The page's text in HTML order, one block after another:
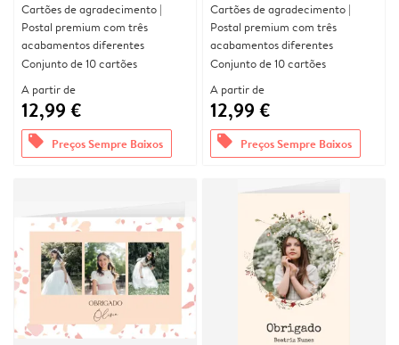
Cartões de agradecimento |
Postal premium com três
acabamentos diferentes
Conjunto de 10 cartões
A partir de
12,99 €
offers Preços Sempre Baixos
Cartões de agradecimento |
Postal premium com três
acabamentos diferentes
Conjunto de 10 cartões
A partir de
12,99 €
offers Preços Sempre Baixos